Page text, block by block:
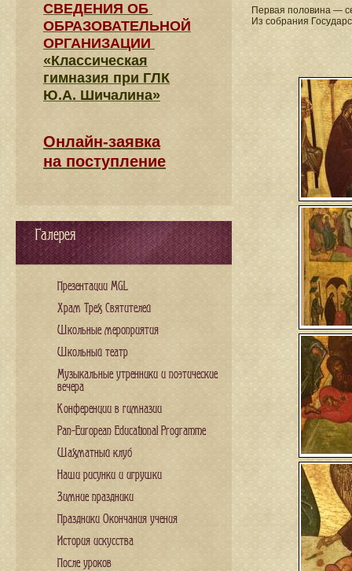
Первая половина —
Из собрания
СВЕДЕНИЯ​ ОБ
ОБРАЗОВАТЕЛЬНОЙ
ОРГАНИЗАЦИИ
«Классическая
гимназия при ГЛК
Ю.А. Шичалина»
Онлайн-заявка
на поступление
Галерея
Презентации MGL
Храм Трех Святителей
Школьные мероприятия
Школьный театр
Музыкальные утренники и поэтические
вечера
Конференции в гимназии
Pan-European Educational Programme
Шахматный клуб
Наши рисунки и игрушки
Зимние праздники
Праздники Окончания учения
История искусства
После уроков